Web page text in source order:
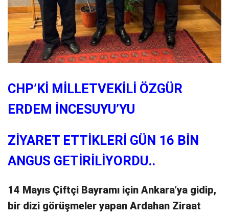
CHP’Kİ MİLLETVEKİLİ ÖZGÜR
ERDEM İNCESUYU’YU
ZİYARET ETTİKLERİ GÜN 16 BİN
ANGUS GETİRİLİYORDU..
14 Mayıs Çiftçi Bayramı için Ankara’ya gidip,
bir dizi görüşmeler yapan Ardahan Ziraat